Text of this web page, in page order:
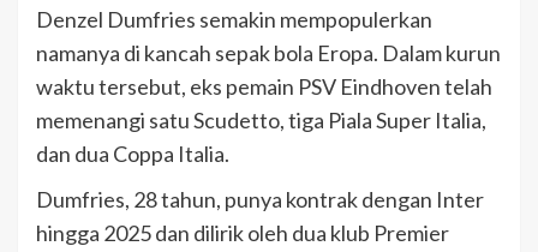
Denzel Dumfries semakin mempopulerkan
namanya di kancah sepak bola Eropa. Dalam kurun
waktu tersebut, eks pemain PSV Eindhoven telah
memenangi satu Scudetto, tiga Piala Super Italia,
dan dua Coppa Italia.
Dumfries, 28 tahun, punya kontrak dengan Inter
hingga 2025 dan dilirik oleh dua klub Premier